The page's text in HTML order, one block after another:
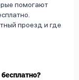
помогают
проезд и где